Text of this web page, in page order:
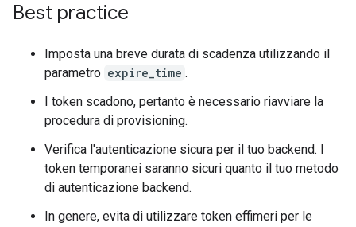
Best practice
Imposta una breve durata di scadenza utilizzando il
parametro expire_time .
I token scadono, pertanto è necessario riavviare la
procedura di provisioning.
Verifica l'autenticazione sicura per il tuo backend. I
token temporanei saranno sicuri quanto il tuo metodo
di autenticazione backend.
In genere, evita di utilizzare token effimeri per le